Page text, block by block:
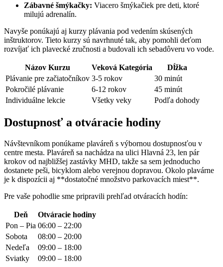
Zábavné šmýkačky: Viacero šmýkačiek pre deti, ktoré
milujú adrenalín.
Navyše ponúkajú aj kurzy plávania pod vedením skúsených
inštruktorov. Tieto kurzy sú navrhnuté tak, aby pomohli deťom
rozvíjať ich plavecké zručnosti a budovali ich sebadôveru vo vode.
Názov Kurzu Veková Kategória
Dĺžka
Plávanie pre začiatočníkov 3-5 rokov
30 minút
Pokročilé plávanie
6-12 rokov
45 minút
Individuálne lekcie
Všetky veky Podľa dohody
Dostupnosť a otváracie hodiny
Návštevníkom ponúkame plaváreň s výbornou dostupnosťou v
centre mesta. Plaváreň sa nachádza na ulici Hlavná 23, len pár
krokov od najbližšej zastávky MHD, takže sa sem jednoducho
dostanete peši, bicyklom alebo verejnou dopravou. Okolo plavárne
je k dispozícii aj **dostatočné množstvo parkovacích miest**.
Pre vaše pohodlie sme pripravili prehľad otváracích hodín:
Deň
Otváracie hodiny
Pon – Pia 06:00 – 22:00
Sobota
08:00 – 20:00
Nedeľa
09:00 – 18:00
Sviatky
09:00 – 18:00